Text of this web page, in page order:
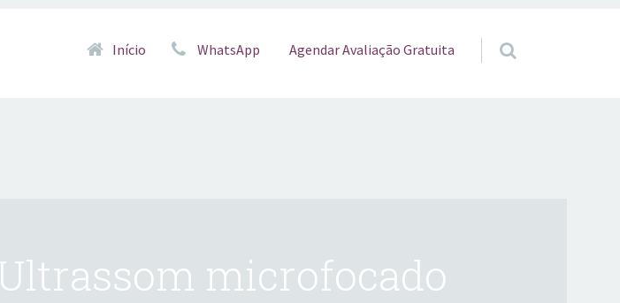
Pular para o conteúdo
Início WhatsApp Agendar Avaliação Gratuita
ultrassom microfocado